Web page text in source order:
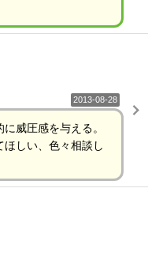
2013-08-28
威圧感を与える。
しい、色々相談し